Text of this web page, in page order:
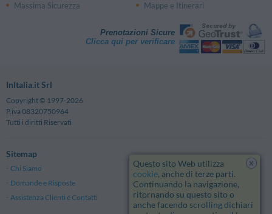
Massima Sicurezza
Mappe e Itinerari
Prenotazioni Sicure
Clicca qui per verificare
InItalia.it Srl
Copyright © 1997-2026
P.iva 08320750964
Tutti i diritti Riservati
Sitemap
Chi Siamo
Note Legali
Domande e Risposte
Privacy
Assistenza Clienti e Contatti
Termini e Condizioni generali
x
Questo sito Web utilizza
cookie, anche di terze parti.
Continuando la navigazione,
ritornando su questo sito o
anche facendo scrolling dichiari